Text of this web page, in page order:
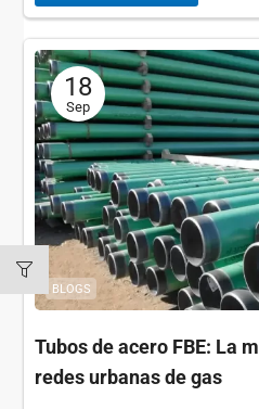
18
Sep
BLOGS
Tubos de acero FBE: La
redes urbanas de gas